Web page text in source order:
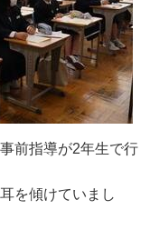
前指導が2年生で行
を傾けていまし